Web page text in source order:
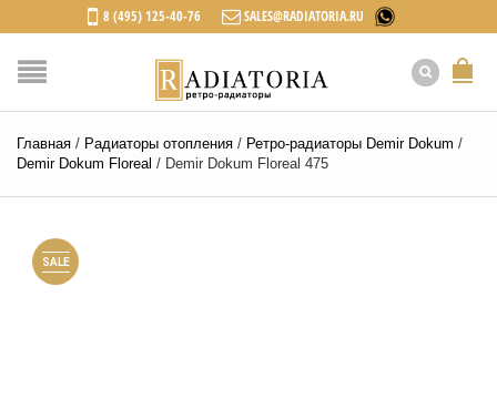
8 (495) 125-40-76 SALES@RADIATORIA.RU
Главная / Радиаторы отопления / Ретро-радиаторы Demir Dokum /
Demir Dokum Floreal / Demir Dokum Floreal 475
SALE